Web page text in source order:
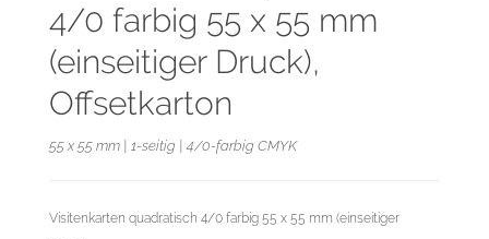
4/0 farbig 55 x 55 mm
(einseitiger Druck),
Offsetkarton
55 x 55 mm | 1-seitig | 4/0-farbig CMYK
Visitenkarten quadratisch 4/0 farbig 55 x 55 mm (einseitiger